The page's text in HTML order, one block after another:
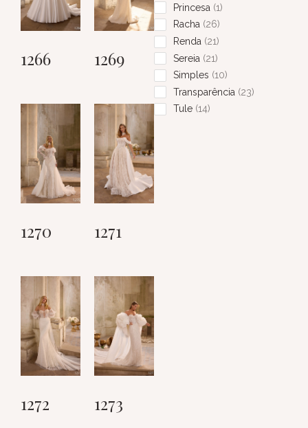
Princesa 1
Racha 26
Renda
21
Sereia
21
Simples 10
Transparência
23
Tule 14
1266 1269
1270 1271
1272 1273